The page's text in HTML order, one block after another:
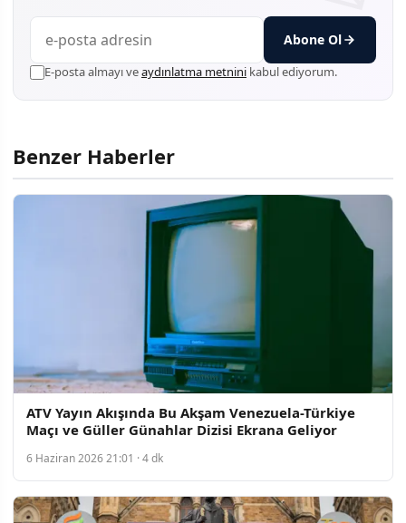
Abone Ol
E-posta almayı veaydınlatma metnini kabul ediyorum.
Benzer Haberler
ATV Yayın Akışında Bu Akşam Venezuela-Türkiye
Maçı ve Güller Günahlar Dizisi Ekrana Geliyor
6 Haziran 2026 21:01 · 4 dk